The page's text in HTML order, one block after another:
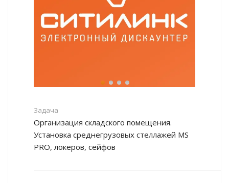
Задача
Организация складского помещения.
Установка среднегрузовых стеллажей MS
PRO, локеров, сейфов